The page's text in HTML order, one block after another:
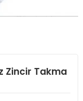
Zincir Takma